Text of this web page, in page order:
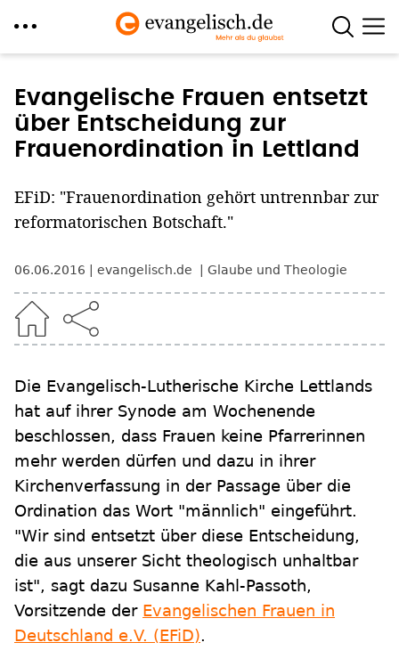
zum
Inhalt
Evangelische Frauen entsetzt
über Entscheidung zur
Frauenordination in Lettland
EFiD: "Frauenordination gehört untrennbar zur
reformatorischen Botschaft."
06.06.2016 evangelisch.de Glaube und Theologie
Die Evangelisch-Lutherische Kirche Lettlands
hat auf ihrer Synode am Wochenende
beschlossen, dass Frauen keine Pfarrerinnen
mehr werden dürfen und dazu in ihrer
Kirchenverfassung in der Passage über die
Ordination das Wort "männlich" eingeführt.
"Wir sind entsetzt über diese Entscheidung,
die aus unserer Sicht theologisch unhaltbar
ist", sagt dazu Susanne Kahl-Passoth,
Vorsitzende der Evangelischen Frauen in
Deutschland e.V. (EFiD).